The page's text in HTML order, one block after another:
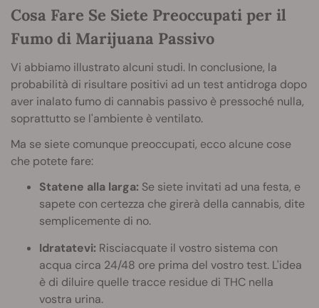
Cosa Fare Se Siete Preoccupati per il
Fumo di Marijuana Passivo
Vi abbiamo illustrato alcuni studi. In conclusione, la
probabilità di risultare positivi ad un test antidroga dopo
aver inalato fumo di cannabis passivo è pressoché nulla,
soprattutto se l'ambiente è ventilato.
Ma se siete comunque preoccupati, ecco alcune cose
che potete fare:
Statene alla larga: Se siete invitati ad una festa, e
sapete con certezza che girerà della cannabis, dite
semplicemente di no.
Idratatevi: Risciacquate il vostro sistema con
acqua circa 24/48 ore prima del vostro test. L'idea
è di diluire quelle tracce residue di THC nella
vostra urina.